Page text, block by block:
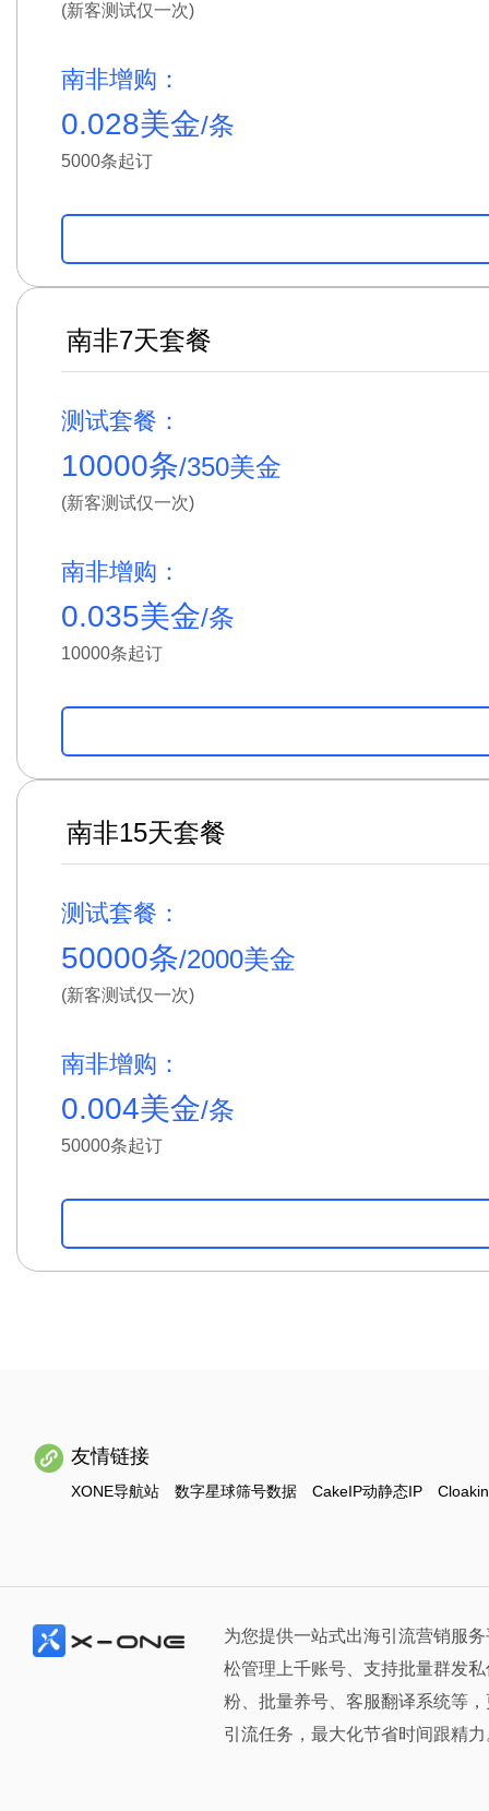
(新客测试仅一次)
南非增购：
0.028美金/条
5000条起订
南非7天套餐
测试套餐：
10000条/350美金
(新客测试仅一次)
南非增购：
0.035美金/条
10000条起订
南非15天套餐
测试套餐：
50000条/2000美金
(新客测试仅一次)
南非增购：
0.004美金/条
50000条起订
友情链接
XONE导航站 数字星球筛号数据 CakeIP动静态IP
为您提供一站式出海引流营销服
松管理上千账号、支持批量群发
粉、批量养号、客服翻译系统等
引流任务，最大化节省时间跟精力